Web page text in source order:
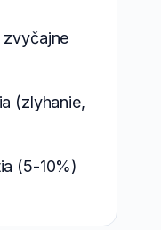
zvyčajne
(zlyhanie,
(5-10%)